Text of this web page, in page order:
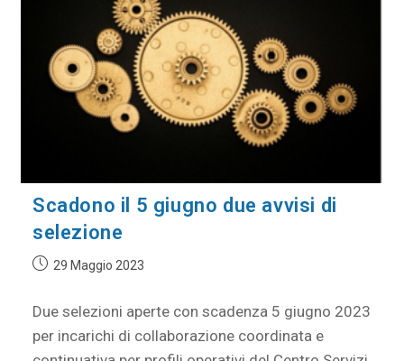
Scadono il 5 giugno due avvisi di
selezione
29 Maggio 2023
Due selezioni aperte con scadenza 5 giugno 2023
per incarichi di collaborazione coordinata e